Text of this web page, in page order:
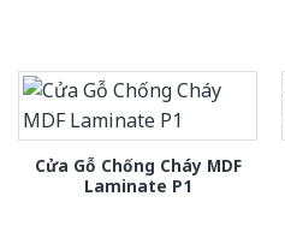
Cửa Gỗ Chống Cháy MDF
Laminate P1